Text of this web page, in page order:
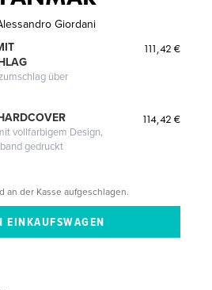
Giordani
über
111,42 €
vollfarbigem Design,
gedruckt
114,42 €
an der Kasse aufgeschlagen.